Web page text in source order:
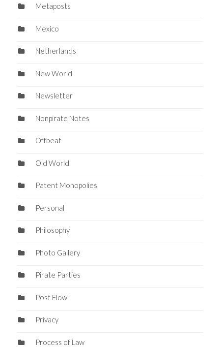
Metaposts
Mexico
Netherlands
New World
Newsletter
Nonpirate Notes
Offbeat
Old World
Patent Monopolies
Personal
Philosophy
Photo Gallery
Pirate Parties
Post Flow
Privacy
Process of Law